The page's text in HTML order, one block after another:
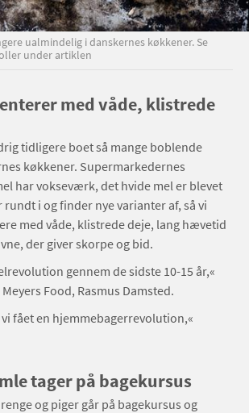
ualmindelig i danskernes køkkener. Se
under artiklen
med våde, klistrede
tidligere boet så mange boblende
køkkener. Supermarkedernes
har vokseværk, det hvide mel er blevet
i og finder nye varianter af, så vi
med våde, klistrede deje, lang hævetid
der giver skorpe og bid.
gennem de sidste 10-15 år,«
Food, Rasmus Damsted.
fået en hjemmebagerrevolution,«
tager på bagekursus
og piger går på bagekursus og